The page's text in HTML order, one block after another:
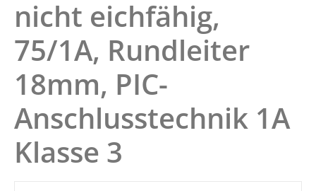
nicht eichfähig,
75/1A, Rundleiter
18mm, PIC-
Anschlusstechnik 1A
Klasse 3